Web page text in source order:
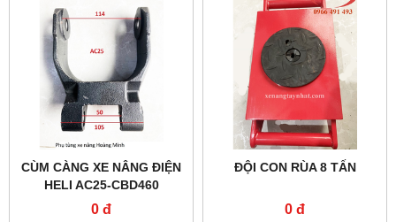
CÙM CÀNG XE NÂNG ĐIỆN
HELI AC25-CBD460
0 đ
ĐỘI CON RÙA 8 TẤN
0 đ